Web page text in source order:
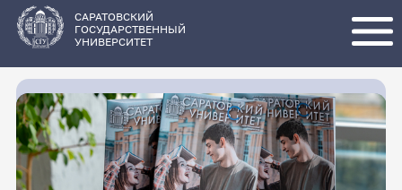
основному
содержанию
САРАТОВСКИЙ
ГОСУДАРСТВЕННЫЙ
УНИВЕРСИТЕТ